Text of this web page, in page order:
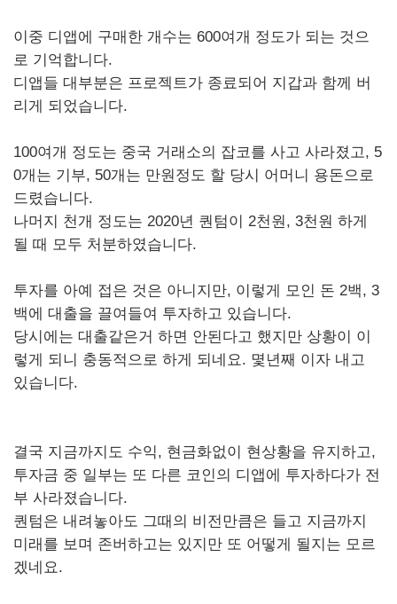
이중 디앱에 구매한 개수는 600여개 정도가 되는 것으
로 기억합니다.
디앱들 대부분은 프로젝트가 종료되어 지갑과 함께 버
리게 되었습니다.
100여개 정도는 중국 거래소의 잡코를 사고 사라졌고, 5
0개는 기부, 50개는 만원정도 할 당시 어머니 용돈으로
드렸습니다.
나머지 천개 정도는 2020년 퀀텀이 2천원, 3천원 하게
될 때 모두 처분하였습니다.
투자를 아예 접은 것은 아니지만, 이렇게 모인 돈 2백, 3
백에 대출을 끌여들여 투자하고 있습니다.
당시에는 대출같은거 하면 안된다고 했지만 상황이 이
렇게 되니 충동적으로 하게 되네요. 몇년째 이자 내고
있습니다.
결국 지금까지도 수익, 현금화없이 현상황을 유지하고,
투자금 중 일부는 또 다른 코인의 디앱에 투자하다가 전
부 사라졌습니다.
퀀텀은 내려놓아도 그때의 비전만큼은 들고 지금까지
미래를 보며 존버하고는 있지만 또 어떻게 될지는 모르
겠네요.